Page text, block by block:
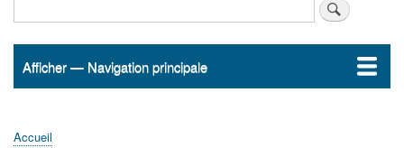
Navigation
Afficher — Navigation principale
Accueil
ActualitésMATh.en.JEANS ?
Régions et Ateliers
Créer, gérer un atelier
Sujets/Publications
Congrès
Accueil